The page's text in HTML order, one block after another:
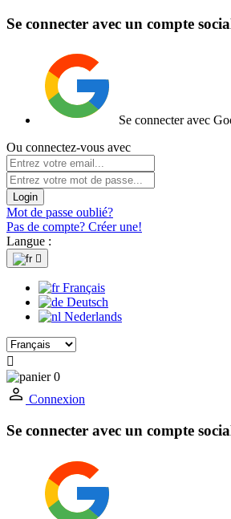
Se connecter avec un compte
Se connecter avec
Ou connectez-vous avec
Login
Mot de passe oublié?
Pas de compte? Créer une!
Langue :

Français
Deutsch
Nederlands

0
Connexion
Se connecter avec un compte